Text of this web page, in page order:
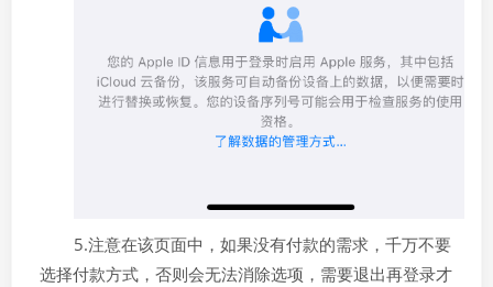
5.注意在该页面中，如果没有付款的需求，千万不要
选择付款方式，否则会无法消除选项，需要退出再登录才